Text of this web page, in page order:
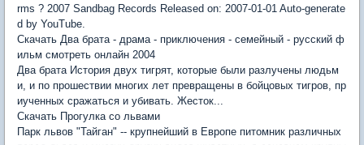
rms ? 2007 Sandbag Records Released on: 2007-01-01 Auto-generate
d by YouTube.
Скачать Два брата - драма - приключения - семейный - русский ф
ильм смотреть онлайн 2004
Два брата История двух тигрят, которые были разлучены людьм
и, и по прошествии многих лет превращены в бойцовых тигров, пр
иученных сражаться и убивать. Жесток...
Скачать Прогулка со львами
Парк львов "Тайган" -- крупнейший в Европе питомник различных